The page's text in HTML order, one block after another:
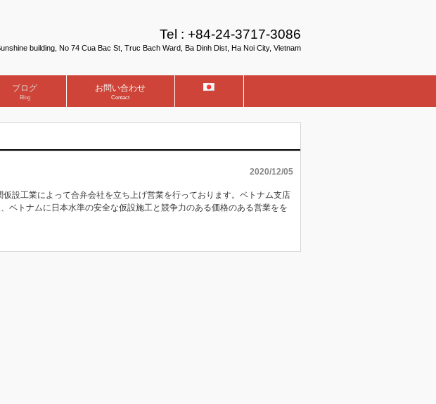
Tel : +84-24-3717-3086
building, No 74 Cua Bac St, Truc Bach Ward, Ba Dinh Dist, Ha Noi City, Vietnam
ブログ
Blog
お問い合わせ
Contact
2020/12/05
設工業によって合弁会社を立ち上げ営業を行っております。ベトナム支店
ベトナムに日本水準の安全な仮設施工と競争力のある価格のある営業をを